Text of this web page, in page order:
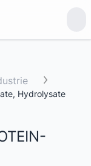
Hydrolysate